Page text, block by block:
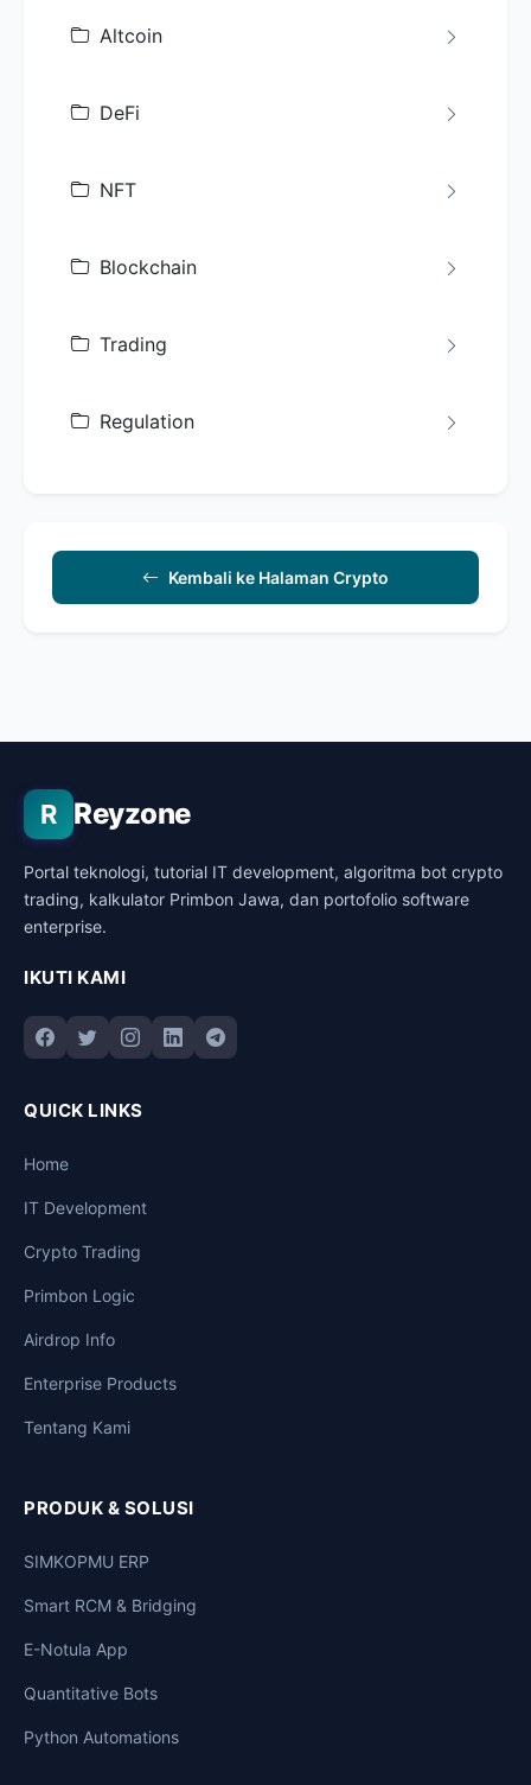
Altcoin
DeFi
NFT
Blockchain
Trading
Regulation
Kembali ke Halaman Crypto
R Reyzone
Portal teknologi, tutorial IT development, algoritma bot crypto
trading, kalkulator Primbon Jawa, dan portofolio software
enterprise.
IKUTI KAMI
QUICK LINKS
Home
IT Development
Crypto Trading
Primbon Logic
Airdrop Info
Enterprise Products
Tentang Kami
PRODUK & SOLUSI
SIMKOPMU ERP
Smart RCM & Bridging
E-Notula App
Quantitative Bots
Python Automations